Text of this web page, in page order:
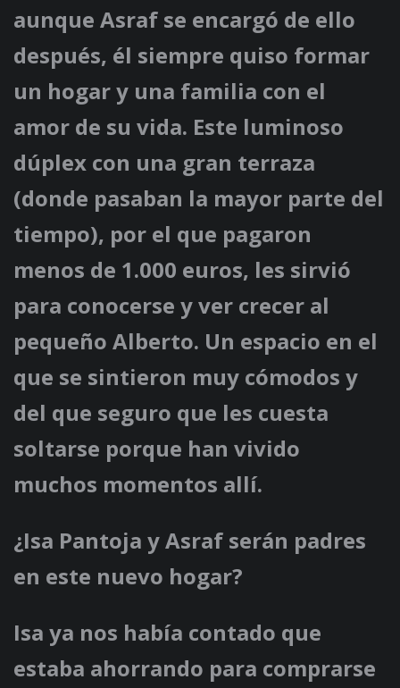
aunque Asraf se encargó de ello
después, él siempre quiso formar
un hogar y una familia con el
amor de su vida. Este luminoso
dúplex con una gran terraza
(donde pasaban la mayor parte del
tiempo), por el que pagaron
menos de 1.000 euros, les sirvió
para conocerse y ver crecer al
pequeño Alberto. Un espacio en el
que se sintieron muy cómodos y
del que seguro que les cuesta
soltarse porque han vivido
muchos momentos allí.
¿Isa Pantoja y Asraf serán padres
en este nuevo hogar?
Isa ya nos había contado que
estaba ahorrando para comprarse